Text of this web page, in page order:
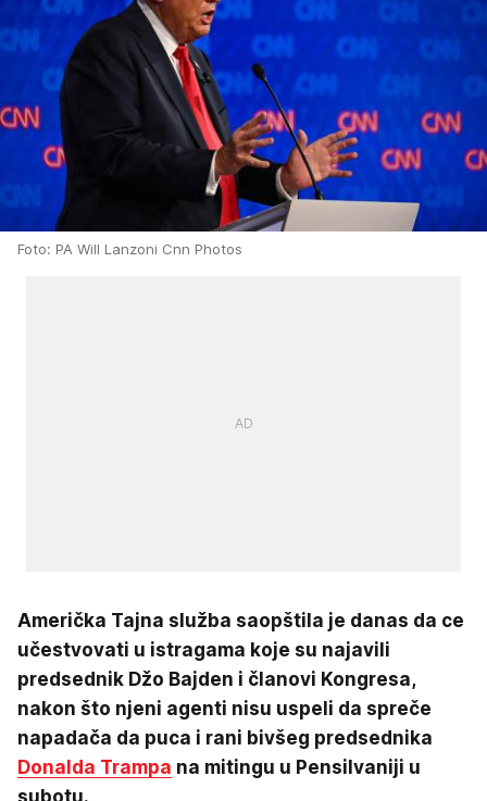
Foto: PA Will Lanzoni Cnn Photos
Američka Tajna služba saopštila je danas da ce
učestvovati u istragama koje su najavili
predsednik Džo Bajden i članovi Kongresa,
nakon što njeni agenti nisu uspeli da spreče
napadača da puca i rani bivšeg predsednika
Donalda Trampa na mitingu u Pensilvaniji u
subotu.